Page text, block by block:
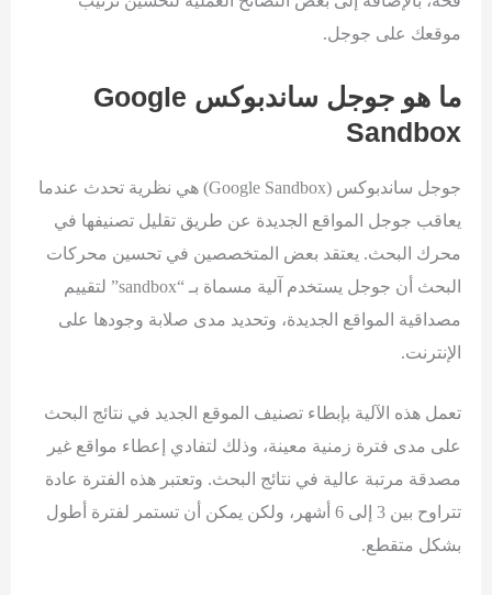
موقعك على جوجل.
ما هو جوجل ساندبوكس Google
Sandbox
جوجل ساندبوكس (Google Sandbox) هي نظرية تحدث عندما
يعاقب جوجل المواقع الجديدة عن طريق تقليل تصنيفها في
محرك البحث. يعتقد بعض المتخصصين في تحسين محركات
البحث أن جوجل يستخدم آلية مسماة بـ “sandbox” لتقييم
مصداقية المواقع الجديدة، وتحديد مدى صلابة وجودها على
الإنترنت.
تعمل هذه الآلية بإبطاء تصنيف الموقع الجديد في نتائج البحث
على مدى فترة زمنية معينة، وذلك لتفادي إعطاء مواقع غير
مصدقة مرتبة عالية في نتائج البحث. وتعتبر هذه الفترة عادة
تتراوح بين 3 إلى 6 أشهر، ولكن يمكن أن تستمر لفترة أطول
بشكل متقطع.